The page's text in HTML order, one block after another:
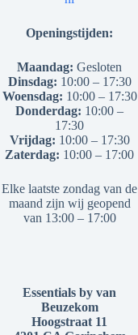
Openingstijden:
Maandag: Gesloten
Dinsdag: 10:00 – 17:30
Woensdag: 10:00 – 17:30
Donderdag: 10:00 –
17:30
Vrijdag: 10:00 – 17:30
Zaterdag: 10:00 – 17:00
Elke laatste zondag van de
maand zijn wij geopend
van 13:00 – 17:00
Essentials by van
Beuzekom
Hoogstraat 11